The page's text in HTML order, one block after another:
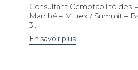
Consultant Comptabilité des
Marché – Murex / Summit –
3...
En savoir plus